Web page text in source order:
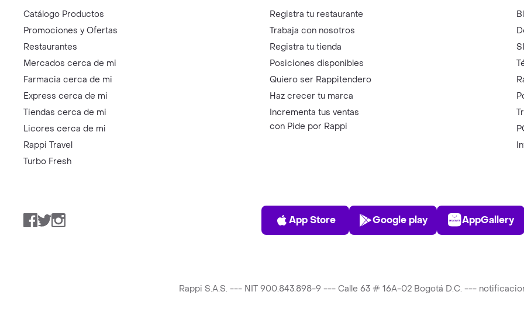
Catálogo Productos
Promociones y Ofertas
Restaurantes
Mercados cerca de mi
Farmacia cerca de mi
Express cerca de mi
Tiendas cerca de mi
Licores cerca de mi
Rappi Travel
Turbo Fresh
Registra tu restaurante
Trabaja con nosotros
Registra tu tienda
Posiciones disponibles
Quiero ser Rappitendero
Haz crecer tu marca
Incrementa tus ventas
con Pide por Rappi
Facebook
TwitterInstagram
App Store
App Store
Play Store
Google play AppGallery
Rappi S.A.S. --- NIT 900.843.898-9 --- Calle 63 # 16A-02 Bogotá D.C. ---